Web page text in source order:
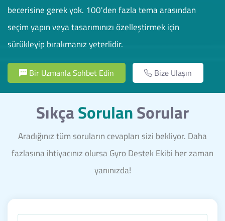
becerisine gerek yok. 100'den fazla tema arasından
seçim yapın veya tasarımınızı özelleştirmek için
sürükleyip bırakmanız yeterlidir.
Bir Uzmanla Sohbet Edin Bize Ulaşın
SıkçaSorulanSorular
Aradığınız tüm soruların cevapları sizi bekliyor. Daha
fazlasına ihtiyacınız olursa Gyro Destek Ekibi her zaman
yanınızda!